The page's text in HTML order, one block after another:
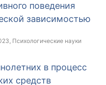
поведения
зависимостью
, Психологические науки
в процесс
средств